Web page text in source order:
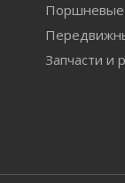
Поршневые
Запчасти и